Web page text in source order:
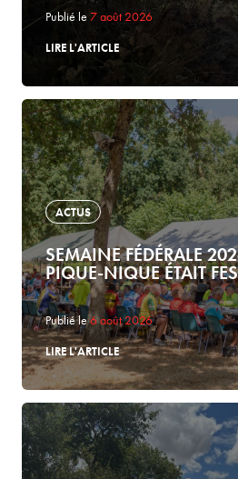
Publié le7 août 2026
LIRE L'ARTICLE
ACTUS
SEMAINE FÉDÉRALE
PIQUE-NIQUE ÉTAIT
Publié le6 août 2026
LIRE L'ARTICLE